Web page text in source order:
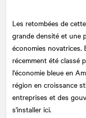
Les retombées de
grande densité et une
économies novatrices.
récemment été classé
l'économie bleue en
région en croissance
entreprises et des
s'installer ici.